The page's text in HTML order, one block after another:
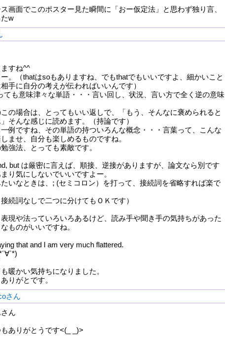
画面でこのポスター見た瞬間に「おー仮定法」と思わず独り言、
w
すね^^
。（thatはsoもありますね、でもthatでもいいですよ、細かいこと
手に自分の考えが伝わればいいんです）
ても意味津々な単語・・・言い回し、状況、言い方で全く逆の意味
の場合は、とってもいい返しで、「もう、そんなに褒められると
そんな感じに読めます。（持論です）
例ですね、その単語の持ついろんな概念・・・言葉って、こんな
ませ、自分も楽しめるものですね。
強法、とっても素敵です。
but は厳密に言えば、順接、逆接がありますが、論文なら別です
り気にしないでいいですよー。
いなときは、; (セミコロン）を打って、接続詞を省略すれば楽で
接続詞なしで二つに分けてもＯＫです）
現や法っていろいろあるけど、読み手や聞き手の気持ちがあった
ものがいいですね。
that and I am very much flattered.
暖かい気持ちになりました。
りがとです。
さん
ん
ありがとうです<(_ _)>